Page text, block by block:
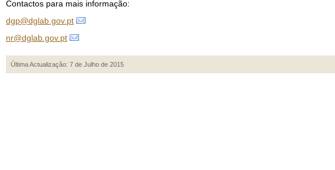
Contactos para mais informação:
dgp@dglab.gov.pt
nr@dglab.gov.pt
Última Actualização: 7 de Julho de 2015